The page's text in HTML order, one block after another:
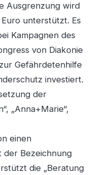
Ausgrenzung wird
unterstützt. Es
Kampagnen des
von Diakonie
Gefährdetenhilfe
investiert.
der
„Anna+Marie“,
einen
der Bezeichnung
die „Beratung